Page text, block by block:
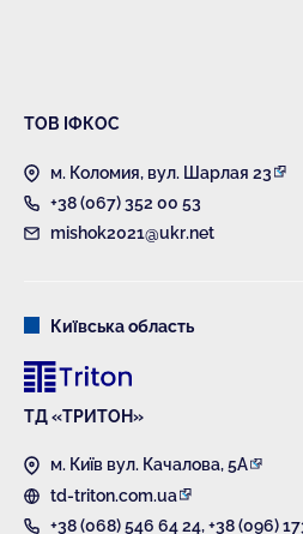
ТОВ ІФКОС
м. Коломия, вул. Шарлая 23
+38 (067) 352 00 53
mishok2021@ukr.net
Київська область
ТД «ТРИТОН»
м. Київ вул. Качалова, 5А
td-triton.com.ua
+38 (068) 546 64 24,+38 (096)